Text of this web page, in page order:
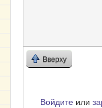
Вверху
Войдите или